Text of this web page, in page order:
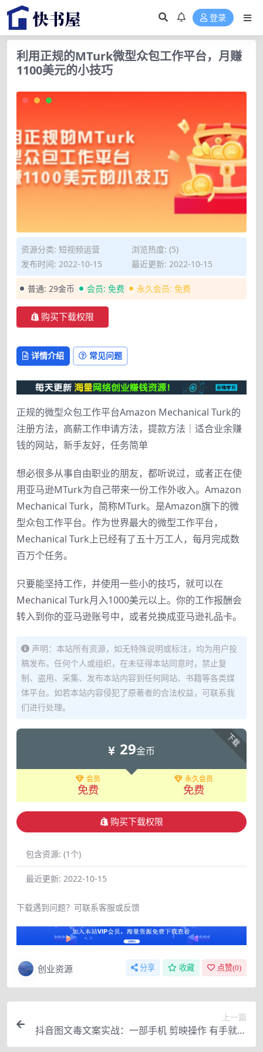
登录
利用正规的MTurk微型众包工作平台，月赚
1100美元的小技巧
资源分类: 短视频运营
浏览热度: (5)
发布时间: 2022-10-15
最近更新: 2022-10-15
普通: 29金币 会员: 免费 永久会员: 免费
购买下载权限
详情介绍 常见问题
正规的微型众包工作平台Amazon Mechanical Turk的
注册方法，高薪工作申请方法，提款方法｜适合业余赚
钱的网站，新手友好，任务简单
想必很多从事自由职业的朋友，都听说过，或者正在使
用亚马逊MTurk为自己带来一份工作外收入。Amazon
Mechanical Turk，简称MTurk。是Amazon旗下的微
型众包工作平台。作为世界最大的微型工作平台，
Mechanical Turk上已经有了五十万工人，每月完成数
百万个任务。
只要能坚持工作，并使用一些小的技巧，就可以在
Mechanical Turk月入1000美元以上。你的工作报酬会
转入到你的亚马逊账号中，或者兑换成亚马逊礼品卡。
声明：本站所有资源，如无特殊说明或标注，均为用户投
稿发布。任何个人或组织，在未征得本站同意时，禁止复
制、盗用、采集、发布本站内容到任何网站、书籍等各类媒
体平台。如若本站内容侵犯了原著者的合法权益，可联系我
们进行处理。
下载
29金币
会员
免费
永久会员
免费
购买下载权限
包含资源: (1个)
最近更新: 2022-10-15
下载遇到问题？可联系客服或反馈
创业资源 分享 收藏 点赞(0)
上一篇
抖音图文毒文案实战：一部手机 剪映操作 有手就能
做，单号日入几十 可多号